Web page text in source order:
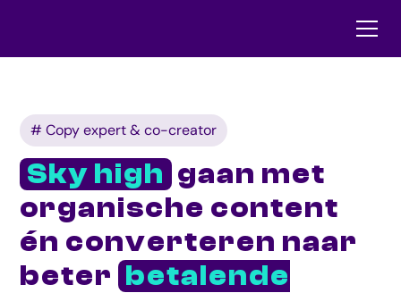
# Copy expert & co-creator
Sky high gaan met
organische content
én converteren naar
beter betalende